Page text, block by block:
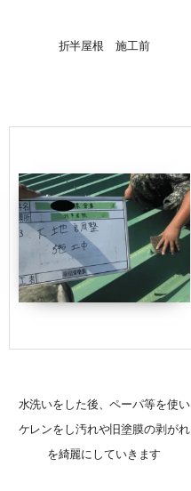
折半屋根 施工前
水洗いをした後、ペーパ等を使い
ケレンをし汚れや旧塗膜の剥がれ
を綺麗にしていきます